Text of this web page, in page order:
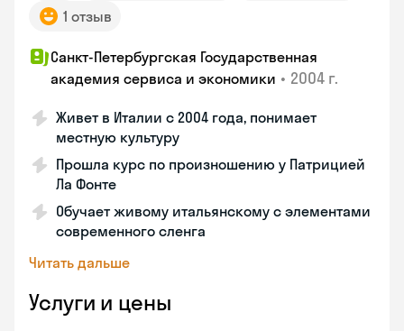
1 отзыв
Санкт-Петербургская Государственная
академия сервиса и экономики • 2004 г.
Живет в Италии с 2004 года, понимает
местную культуру
Прошла курс по произношению у Патрицией
Ла Фонте
Обучает живому итальянскому с элементами
современного сленга
Читать дальше
Услуги и цены